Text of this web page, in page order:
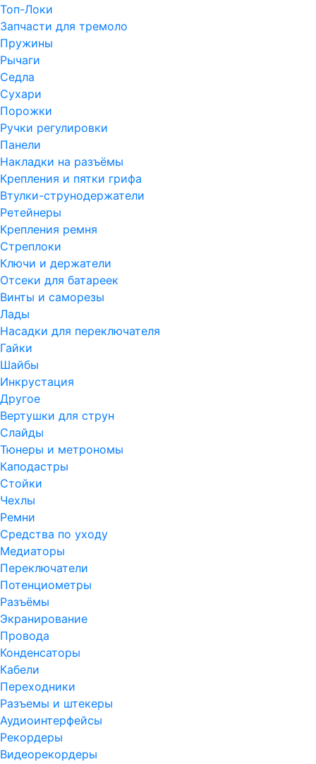
Топ-Локи
Запчасти для тремоло
Пружины
Рычаги
Седла
Сухари
Порожки
Ручки регулировки
Панели
Накладки на разъёмы
Крепления и пятки грифа
Втулки-струнодержатели
Ретейнеры
Крепления ремня
Стреплоки
Ключи и держатели
Отсеки для батареек
Винты и саморезы
Лады
Насадки для переключателя
Гайки
Шайбы
Инкрустация
Другое
Вертушки для струн
Слайды
Тюнеры и метрономы
Каподастры
Стойки
Чехлы
Ремни
Средства по уходу
Медиаторы
Переключатели
Потенциометры
Разъёмы
Экранирование
Провода
Конденсаторы
Кабели
Переходники
Разъемы и штекеры
Аудиоинтерфейсы
Рекордеры
Видеорекордеры